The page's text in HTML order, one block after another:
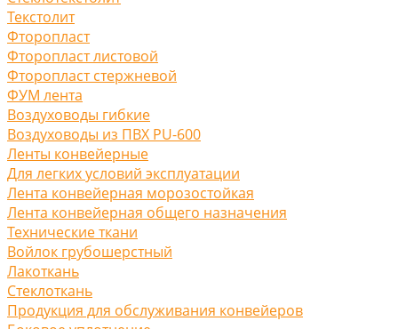
Текстолит
Фторопласт
Фторопласт листовой
Фторопласт стержневой
ФУМ лента
Воздуховоды гибкие
Воздуховоды из ПВХ PU-600
Ленты конвейерные
Для легких условий эксплуатации
Лента конвейерная морозостойкая
Лента конвейерная общего назначения
Технические ткани
Войлок грубошерстный
Лакоткань
Стеклоткань
Продукция для обслуживания конвейеров